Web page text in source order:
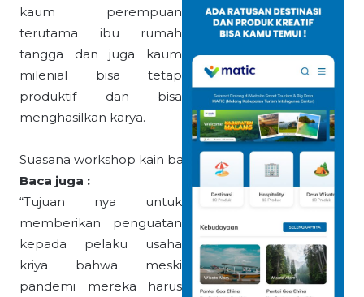
kaum perempuan
terutama ibu rumah
tangga dan juga kaum
milenial bisa tetap
produktif dan bisa
menghasilkan karya.
Suasana workshop kain bantal perca
Baca juga :
“Tujuan nya untuk
memberikan penguatan
kepada pelaku usaha
kriya bahwa meski
pandemi mereka harus